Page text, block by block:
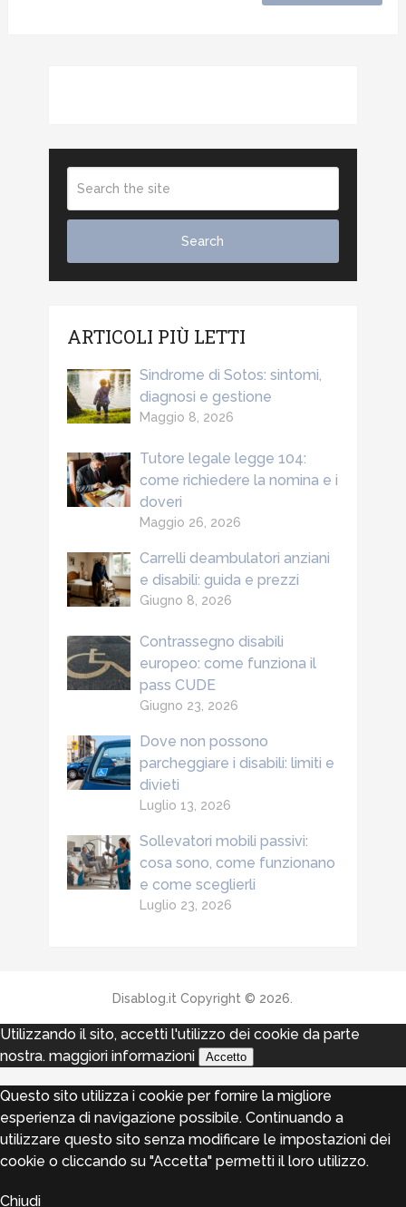
ARTICOLI PIÙ LETTI
Sindrome di Sotos: sintomi,
diagnosi e gestione
Maggio 8, 2026
Tutore legale legge 104:
come richiedere la nomina e i
doveri
Maggio 26, 2026
Carrelli deambulatori anziani
e disabili: guida e prezzi
Giugno 8, 2026
Contrassegno disabili
europeo: come funziona il
pass CUDE
Giugno 23, 2026
Dove non possono
parcheggiare i disabili: limiti e
divieti
Luglio 13, 2026
Sollevatori mobili passivi:
cosa sono, come funzionano
e come sceglierli
Luglio 23, 2026
Disablog.it Copyright © 2026.
Utilizzando il sito, accetti l'utilizzo dei cookie da parte
nostra. maggiori informazioni Accetto
Questo sito utilizza i cookie per fornire la migliore
esperienza di navigazione possibile. Continuando a
utilizzare questo sito senza modificare le impostazioni dei
cookie o cliccando su "Accetta" permetti il loro utilizzo.
Chiudi